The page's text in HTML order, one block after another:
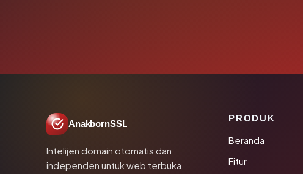
AnakbornSSL
Intelijen domain otomatis dan
independen untuk web terbuka.
PRODUK
Beranda
Fitur